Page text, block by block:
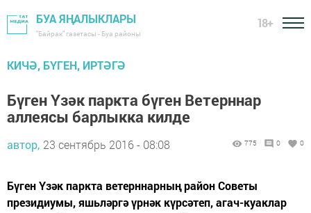
БУА ЯҢАЛЫКЛАРЫ
"Байрак" газетасы - Буа районы
18+
КИЧӘ, БҮГЕН, ИРТӘГӘ
Бүген Үзәк паркта бүген Ветерннар
аллеясы барлыкка килде
автор, 23 сентябрь 2016 - 08:08 775 0 0
Бүген Үзәк паркта ветерннарның район Советы
президиумы, яшьләргә үрнәк күрсәтеп, агач-куаклар